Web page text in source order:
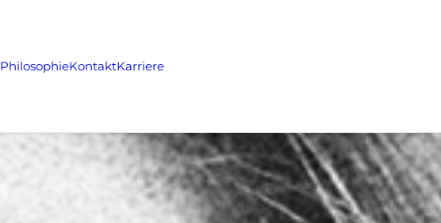
PhilosophieKontaktKarriere